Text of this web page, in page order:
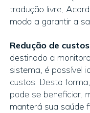
tradução livre,
modo a garantir a
Redução de
destinado a
sistema, é possível
custos. Desta
pode se beneficiar,
manterá sua saúde